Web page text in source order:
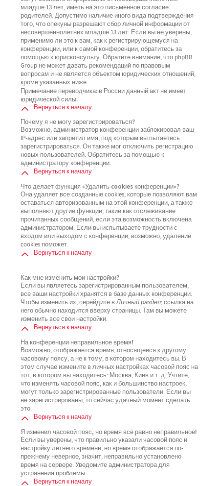
младше 13 лет, иметь на это письменное согласие
родителей. Допустимо наличие иного вида подтверждения
того, что опекуны разрешают сбор личной информации от
несовершеннолетних младше 13 лет. Если вы не уверены,
применимо ли это к вам, как к регистрирующемуся на
конференции, или к самой конференции, обратитесь за
помощью к юрисконсульту. Обратите внимание, что phpBB
Group не может давать рекомендаций по правовым
вопросам и не является объектом юридических отношений,
кроме указанных ниже.
Примечание переводчика: в России данный акт не имеет
юридической силы.
Вернуться к началу
Почему я не могу зарегистрироваться?
Возможно, администратор конференции заблокировал ваш
IP-адрес или запретил имя, под которым вы пытаетесь
зарегистрироваться. Он также мог отключить регистрацию
новых пользователей. Обратитесь за помощью к
администратору конференции.
Вернуться к началу
Что делает функция «Удалить cookies конференции»?
Она удаляет все созданные cookies, которые позволяют вам
оставаться авторизованным на этой конференции, а также
выполняют другие функции, такие как отслеживание
прочитанных сообщений, если эта возможность включена
администратором. Если вы испытываете трудности с
входом или выходом с конференции, возможно, удаление
cookies поможет.
Вернуться к началу
Как мне изменить мои настройки?
Если вы являетесь зарегистрированным пользователем,
все ваши настройки хранятся в базе данных конференции.
Чтобы изменить их, перейдите вЛичный раздел; ссылка на
него обычно находится вверху страницы. Там вы можете
изменить все свои настройки.
Вернуться к началу
На конференции неправильное время!
Возможно, отображается время, относящееся к другому
часовому поясу, а не к тому, в котором находитесь вы. В
этом случае измените в личных настройках часовой пояс на
тот, в котором вы находитесь: Москва, Киев и т. д. Учтите,
что изменять часовой пояс, как и большинство настроек,
могут только зарегистрированные пользователи. Если вы
не зарегистрированы, то сейчас удачный момент сделать
это.
Вернуться к началу
Я изменил часовой пояс, но время всё равно неправильное!
Если вы уверены, что правильно указали часовой пояс и
настройку летнего времени, но время отображается по-
прежнему неверное, значит, неправильно установлено
время на сервере. Уведомите администратора для
устранения проблемы.
Вернуться к началу